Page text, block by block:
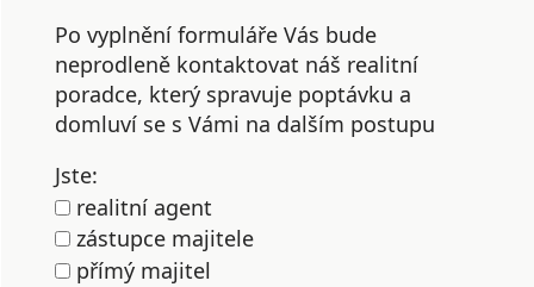
Po vyplnění formuláře Vás bude
neprodleně kontaktovat náš realitní
poradce, který spravuje poptávku a
domluví se s Vámi na dalším postupu
Jste:
realitní agent
zástupce majitele
přímý majitel